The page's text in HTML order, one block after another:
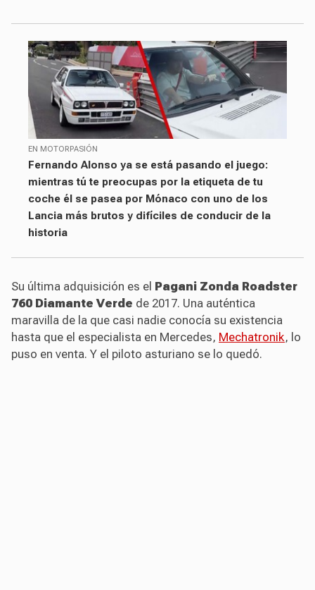
EN MOTORPASIÓN
Fernando Alonso ya se está pasando el juego:
mientras tú te preocupas por la etiqueta de tu
coche él se pasea por Mónaco con uno de los
Lancia más brutos y difíciles de conducir de la
historia
Su última adquisición es el Pagani Zonda Roadster
760 Diamante Verde de 2017. Una auténtica
maravilla de la que casi nadie conocía su existencia
hasta que el especialista en Mercedes, Mechatronik, lo
puso en venta. Y el piloto asturiano se lo quedó.